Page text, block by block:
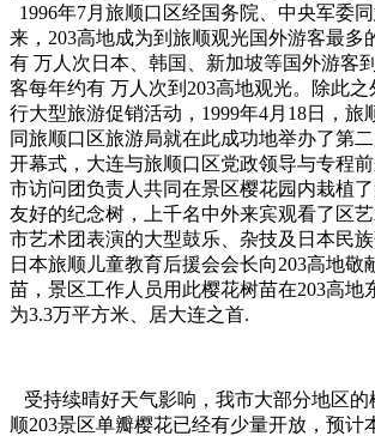
1996年7月旅顺口区经国务院、中央军委
来，203高地成为到旅顺观光国外游客最多
有 万人次日本、韩国、新加坡等国外游客
客每年约有 万人次到203高地观光。除此
行大型旅游促销活动，1999年4月18日，旅
同旅顺口区旅游局就在此成功地举办了第
开幕式，大连与旅顺口区党政领导与专程
市访问团负责人共同在景区樱花园内栽植
友好的纪念树，上千名中外来宾观看了区
市艺术团表演的大型鼓乐、杂技及日本民族
日本旅顺儿童教育后援会会长向203高地敬
苗，景区工作人员用此樱花树苗在203高地
为3.3万平方米、居大连之首.
受持续晴好天气影响，我市大部分地区的
顺203景区单瓣樱花已经有少量开放，预计